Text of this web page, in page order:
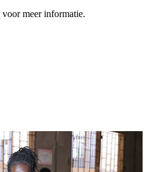
voor meer informatie.